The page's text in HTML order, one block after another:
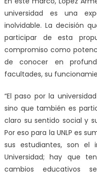
universidad es una
inolvidable. La decisión
participar de esta
compromiso como
de conocer en
facultades, su
“El paso por la
sino que también es
claro su sentido social y
Por eso para la UNLP es
sus estudiantes, son
Universidad; hay que
cambios educativos